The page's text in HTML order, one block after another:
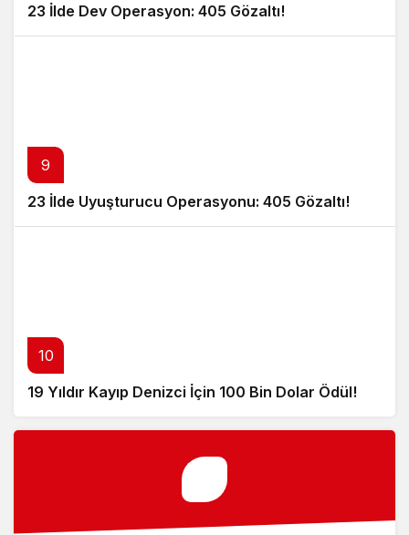
23 İlde Dev Operasyon: 405 Gözaltı!
9
23 İlde Uyuşturucu Operasyonu: 405 Gözaltı!
10
19 Yıldır Kayıp Denizci İçin 100 Bin Dolar Ödül!